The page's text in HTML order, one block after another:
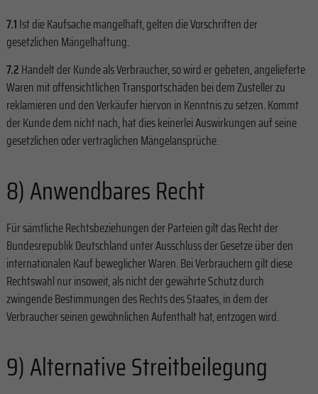
7.1Ist die Kaufsache mangelhaft, gelten die Vorschriften der
gesetzlichen Mängelhaftung.
7.2Handelt der Kunde als Verbraucher, so wird er gebeten, angelieferte
Waren mit offensichtlichen Transportschäden bei dem Zusteller zu
reklamieren und den Verkäufer hiervon in Kenntnis zu setzen. Kommt
der Kunde dem nicht nach, hat dies keinerlei Auswirkungen auf seine
gesetzlichen oder vertraglichen Mängelansprüche.
8) Anwendbares Recht
Für sämtliche Rechtsbeziehungen der Parteien gilt das Recht der
Bundesrepublik Deutschland unter Ausschluss der Gesetze über den
internationalen Kauf beweglicher Waren. Bei Verbrauchern gilt diese
Rechtswahl nur insoweit, als nicht der gewährte Schutz durch
zwingende Bestimmungen des Rechts des Staates, in dem der
Verbraucher seinen gewöhnlichen Aufenthalt hat, entzogen wird.
9) Alternative Streitbeilegung